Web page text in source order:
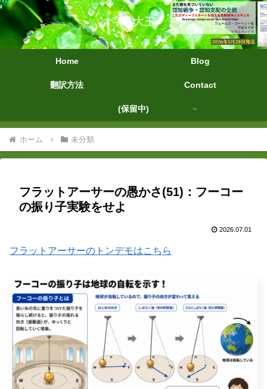
字幕大王
Home Blog
翻訳方法 Contact
(保留中)
ホーム 未分類
フラットアーサーの愚かさ(51)：フーコー
の振り子実験をせよ
2026.07.01
フラットアーサーのトンデモはこちら